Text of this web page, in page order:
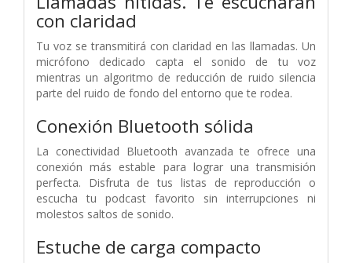
con claridad
Tu voz se transmitirá con claridad en las llamadas. Un
micrófono dedicado capta el sonido de tu voz
mientras un algoritmo de reducción de ruido silencia
parte del ruido de fondo del entorno que te rodea.
Conexión Bluetooth sólida
La conectividad Bluetooth avanzada te ofrece una
conexión más estable para lograr una transmisión
perfecta. Disfruta de tus listas de reproducción o
escucha tu podcast favorito sin interrupciones ni
molestos saltos de sonido.
Estuche de carga compacto